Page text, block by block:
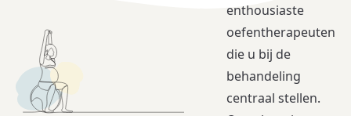
enthousiaste
oefentherapeuten
die u bij de
behandeling
centraal stellen.